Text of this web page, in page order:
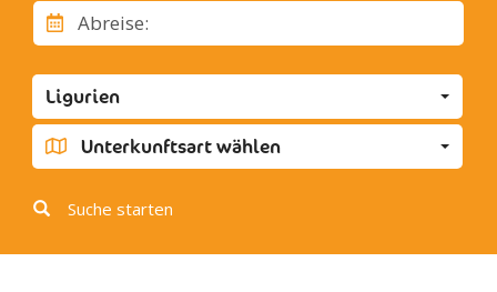
Testico
Villanova d'Albenga
Zuccarello
Bordighera und Ventimiglia
Airole
Bordighera
Olivetta San Michele
Perinaldo
Abreise:
Ligurien
Unterkunftsart wählen
Suche starten